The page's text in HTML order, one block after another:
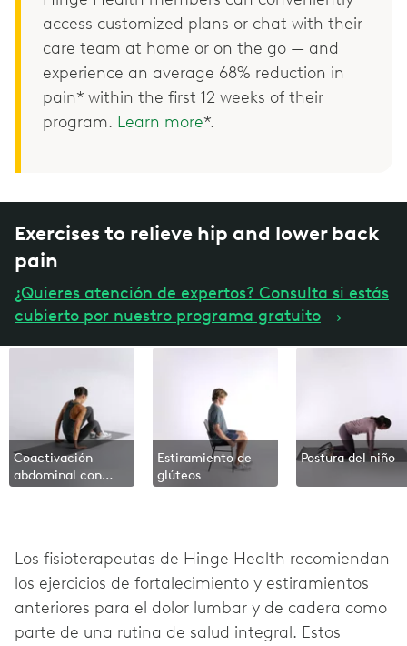
access customized plans or chat with their
care team at home or on the go — and
experience an average 68% reduction in
pain* within the first 12 weeks of their
program. Learn more*.
Exercises to relieve hip and lower back
pain
¿Quieres atención de expertos? Consulta si estás
cubierto por nuestro programa gratuito →
Coactivación
abdominal con
Estiramiento de
glúteos
Postura del niño
Los fisioterapeutas de Hinge Health recomiendan
los ejercicios de fortalecimiento y estiramientos
anteriores para el dolor lumbar y de cadera como
parte de una rutina de salud integral. Estos